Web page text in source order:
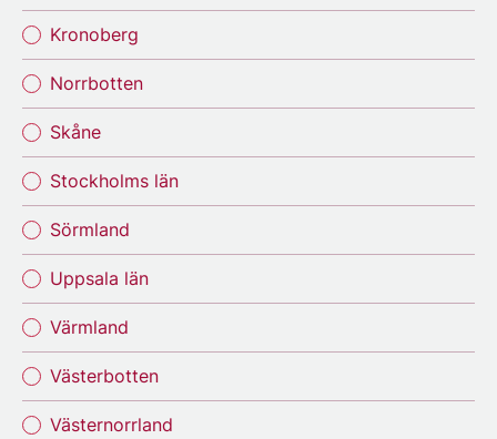
Kronoberg
Norrbotten
Skåne
Stockholms län
Sörmland
Uppsala län
Värmland
Västerbotten
Västernorrland